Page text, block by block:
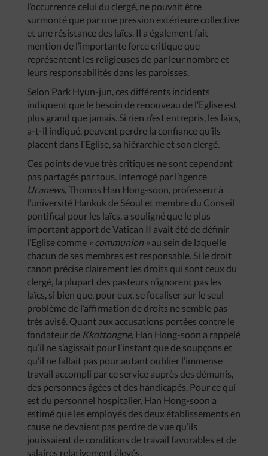
l’occurrence celui du clergé, ne pouvait être
surmonté que par une pression extérieure collective
et une résistance des laïcs. Il a également fait
mention de l’importante force critique que
représentent les religieuses de par leur nombre et
leurs responsabilités dans les paroisses.
Selon Park Hyun-jun, ces différents incidents
indiquent que le besoin de renouveau de l’Eglise est
plus grand que jamais. Si rien n’est entrepris, les laïcs,
a-t-il indiqué, peuvent perdre la confiance qu’ils
placent dans l’Eglise, sa hiérarchie et son clergé.
Ces points de vue très critiques ne sont cependant
pas partagés par tous. Interrogé par l’agence
Ucanews, Thomas Han Hong-soon, professeur à
l’université Hankuk de Séoul et membre du Conseil
pontifical pour les laïcs, a souligné que le plus
important apport de Vatican II avait été de définir
l’Eglise comme « communion » au sein de laquelle
chacun de ses membres est responsable. Si le droit
canon précise clairement les droits qui sont ceux du
clergé, la plupart des pasteurs n’ignorent pas les
laïcs, si bien que, pour eux, se focaliser sur le seul
problème de l’affirmation de droits ne semble pas
très avisé. Quant aux accusations portées contre le
fondateur de Kkottongne, Han Hong-soon a rappelé
qu’il ne s’agissait pour l’instant que de soupçons et
qu’il ne fallait pas pour autant oublier l’immense
travail accompli par ce service auprès des démunis,
des personnes âgées et des handicapés. Pour ce qui
est du personnel hospitalier, Han Hong-soon a
estimé que les employés des deux établissements en
cause ne devaient pas perdre de vue qu’ils
jouissaient de conditions de travail favorables et de
salaires relativement élevés.